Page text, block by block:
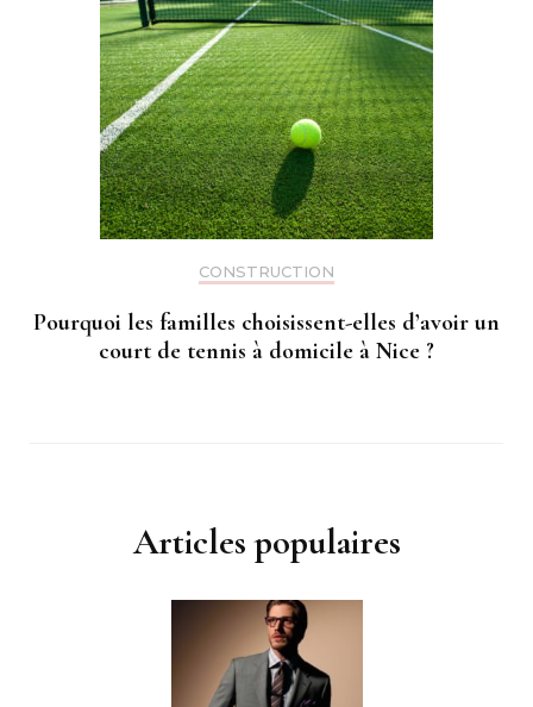
CONSTRUCTION
Pourquoi les familles choisissent-elles d’avoir un
court de tennis à domicile à Nice ?
Articles populaires